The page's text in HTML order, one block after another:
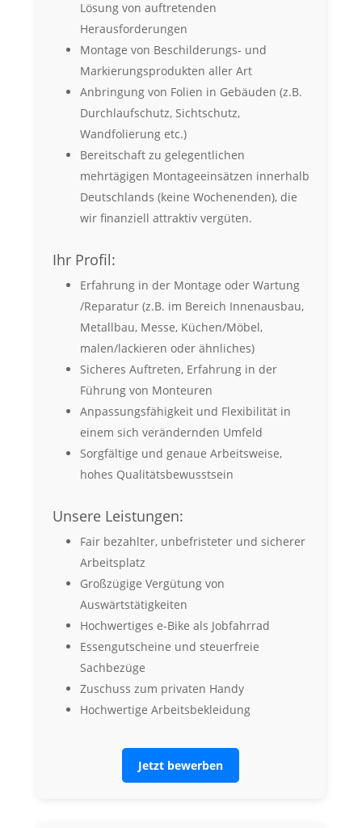
Lösung von auftretenden
Herausforderungen
Montage von Beschilderungs- und
Markierungsprodukten aller Art
Anbringung von Folien in Gebäuden (z.B.
Durchlaufschutz, Sichtschutz,
Wandfolierung etc.)
Bereitschaft zu gelegentlichen
mehrtägigen Montageeinsätzen innerhalb
Deutschlands (keine Wochenenden), die
wir finanziell attraktiv vergüten.
Ihr Profil:
Erfahrung in der Montage oder Wartung
/Reparatur (z.B. im Bereich Innenausbau,
Metallbau, Messe, Küchen/Möbel,
malen/lackieren oder ähnliches)
Sicheres Auftreten, Erfahrung in der
Führung von Monteuren
Anpassungsfähigkeit und Flexibilität in
einem sich verändernden Umfeld
Sorgfältige und genaue Arbeitsweise,
hohes Qualitätsbewusstsein
Unsere Leistungen:
Fair bezahlter, unbefristeter und sicherer
Arbeitsplatz
Großzügige Vergütung von
Auswärtstätigkeiten
Hochwertiges e-Bike als Jobfahrrad
Essengutscheine und steuerfreie
Sachbezüge
Zuschuss zum privaten Handy
Hochwertige Arbeitsbekleidung
Jetzt bewerben